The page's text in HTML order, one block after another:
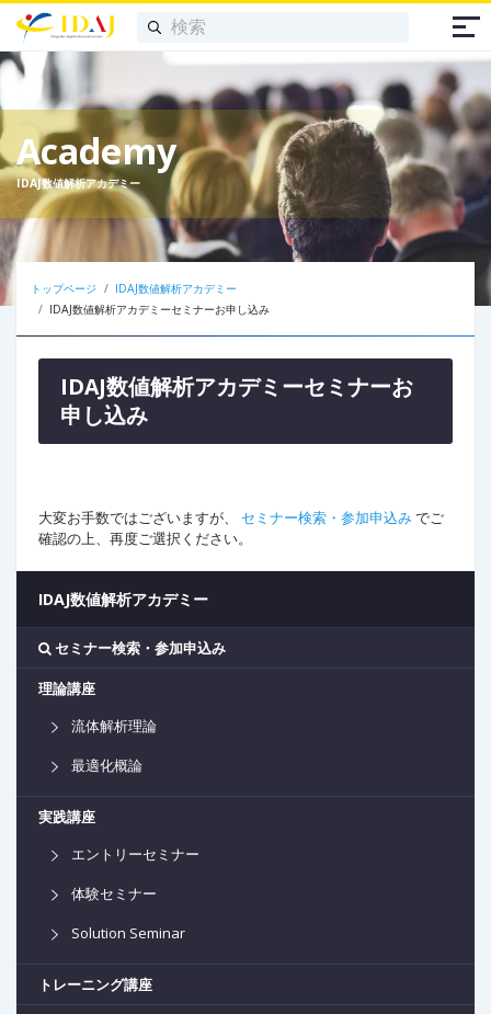
Academy
IDAJ数値解析アカデミー
トップページ
IDAJ数値解析アカデミー
IDAJ数値解析アカデミーセミナーお申し込み
IDAJ数値解析アカデミーセミナーお
申し込み
大変お手数ではございますが、 セミナー検索・参加申込みでご
確認の上、再度ご選択ください。
IDAJ数値解析アカデミー
セミナー検索・参加申込み
理論講座
流体解析理論
最適化概論
実践講座
エントリーセミナー
体験セミナー
Solution Seminar
トレーニング講座